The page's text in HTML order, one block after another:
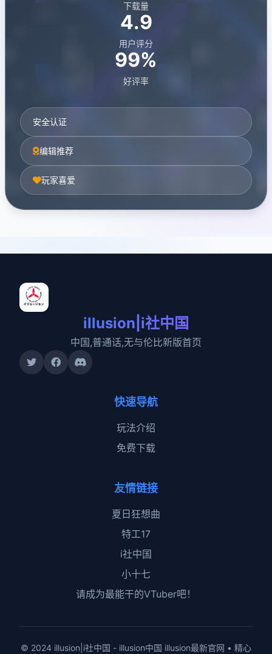
下载量
4.9
用户评分
99%
好评率
安全认证
编辑推荐
玩家喜爱
illusion|i社中国
中国,普通话,无与伦比新版首页
快速导航
玩法介绍
免费下载
友情链接
夏日狂想曲
特工17
i社中国
小十七
请成为最能干的VTuber吧！
© 2024 illusion|i社中国 - illusion中国 illusion最新官网 • 精心